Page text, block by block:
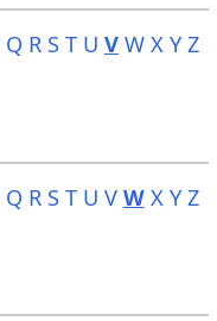
Q R S T U V W X Y Z
Q R S T U V W X Y Z